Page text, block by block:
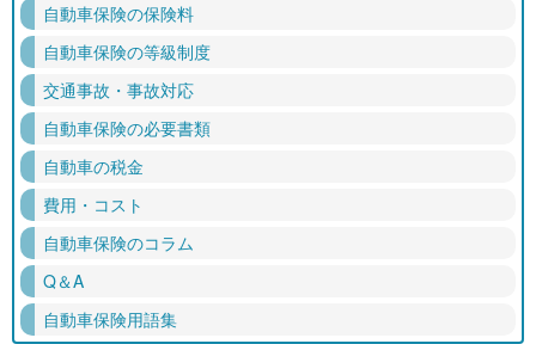
自動車保険の保険料
自動車保険の等級制度
交通事故・事故対応
自動車保険の必要書類
自動車の税金
費用・コスト
自動車保険のコラム
Q＆A
自動車保険用語集